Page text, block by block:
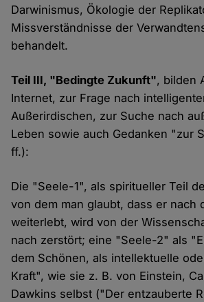
Darwinismus, Ökologie der
Missverständnisse der
behandelt.
Teil III, "Bedingte Zukunft", bilden
Internet, zur Frage nach
Außerirdischen, zur Suche nach
Leben sowie auch Gedanken "zur
ff.):
Die "Seele-1", als spiritueller Teil
von dem man glaubt, dass er nach
weiterlebt, wird von der
nach zerstört; eine "Seele-2" als
dem Schönen, als intellektuelle
Kraft", wie sie z. B. von Einstein,
Dawkins selbst ("Der entzauberte